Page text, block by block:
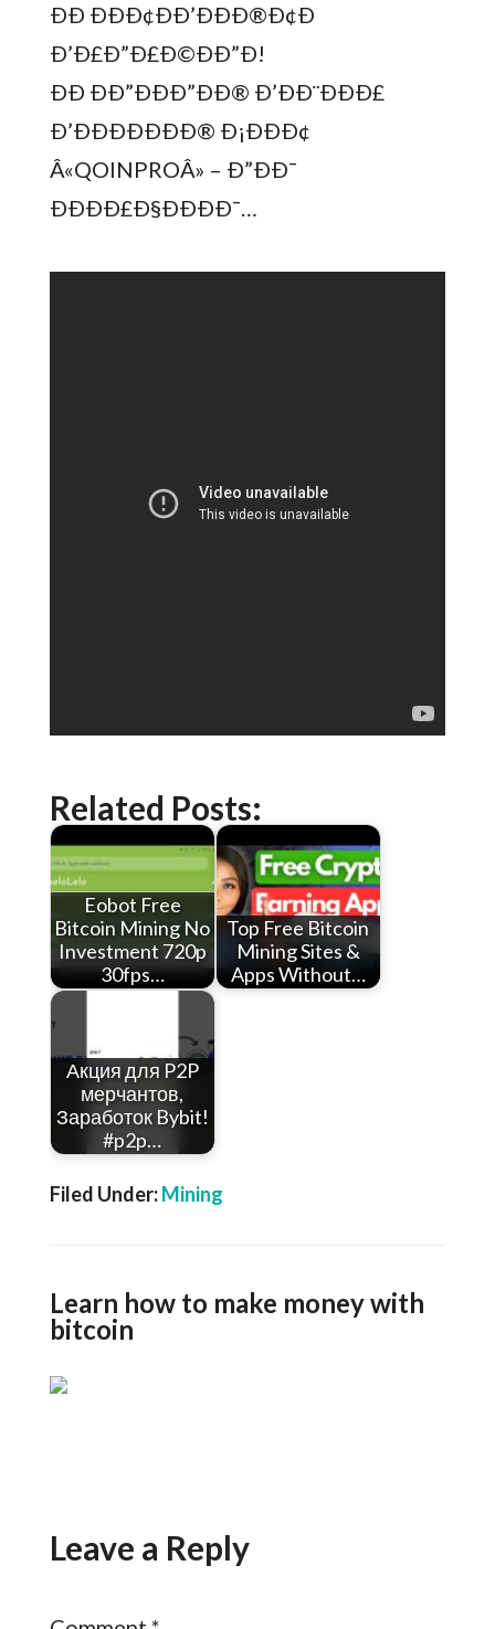
ÐÐ ÐÐÐ¢ÐÐ’ÐÐÐ®Ð¢Ð
Ð’Ð£Ð”Ð£Ð©ÐÐ”Ð!
ÐÐ ÐÐ”ÐÐÐ”ÐÐ® Ð’ÐÐ¨ÐÐÐ£
Ð’ÐÐÐÐÐÐÐ® Ð¡ÐÐÐ¢
Â«QOINPROÂ» – Ð”ÐÐ¯
ÐÐÐÐ£Ð§ÐÐÐÐ¯…
Related Posts:
Eobot Free
Bitcoin Mining No
Investment 720p
30fps…
Top Free Bitcoin
Mining Sites &
Apps Without…
Акция для P2P
мерчантов,
Заработок Bybit!
#p2p…
Filed Under:Mining
Learn how to make money with
bitcoin
Leave a Reply